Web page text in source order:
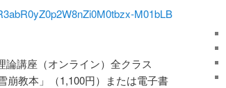
M01bLB
論講座（オンライン）全クラス
崩教本」（1,100円）または電子書